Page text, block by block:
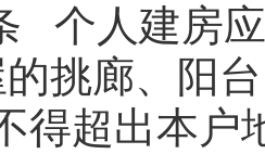
个人建房
挑廊、阳
得超出本户